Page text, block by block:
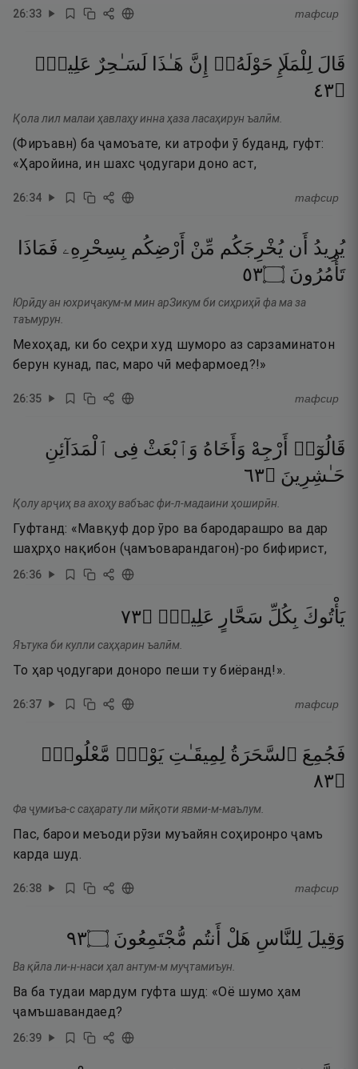
26:33 тафсир
قَالَ لِلْمَلَإِ حَوْلَهُۥٓ إِنَّ هَـٰذَا لَسَـٰحِرٌ عَلِيمٌۭ
۝٣٤
Қола лил малаи ҳавлаҳу инна ҳаза ласаҳирун ъалӣм.
(Фиръавн) ба ҷамоъате, ки атрофи ӯ буданд, гуфт:
«Ҳаройина, ин шахс ҷодугари доно аст,
26:34 тафсир
يُرِيدُ أَن يُخْرِجَكُم مِّنْ أَرْضِكُم بِسِحْرِهِۦ فَمَاذَا
تَأْمُرُونَ ۝٣٥
Юрӣду ан юхриҷакум-м мин арЗикум би сиҳриҳӣ фа ма за
таъмурун.
Мехоҳад, ки бо сеҳри худ шуморо аз сарзаминатон
берун кунад, пас, маро чӣ мефармоед?!»
26:35 тафсир
قَالُوٓا۟ أَرْجِهْ وَأَخَاهُ وَٱبْعَثْ فِى ٱلْمَدَآئِنِ
حَـٰشِرِينَ ۝٣٦
Қолу арҷиҳ ва ахоҳу вабъас фи-л-мадаини ҳоширӣн.
Гуфтанд: «Мавқуф дор ӯро ва бародарашро ва дар
шаҳрҳо нақибон (ҷамъоварандагон)-ро бифирист,
26:36
يَأْتُوكَ بِكُلِّ سَحَّارٍ عَلِيمٍۢ ۝٣٧
Яътука би кулли саҳҳарин ъалӣм.
То ҳар ҷодугари доноро пеши ту биёранд!».
26:37 тафсир
فَجُمِعَ ٱلسَّحَرَةُ لِمِيقَـٰتِ يَوْمٍۢ مَّعْلُومٍۢ
۝٣٨
Фа ҷумиъа-с саҳарату ли мӣқоти явми-м-маълум.
Пас, барои меъоди рӯзи муъайян соҳиронро ҷамъ
карда шуд.
26:38 тафсир
وَقِيلَ لِلنَّاسِ هَلْ أَنتُم مُّجْتَمِعُونَ ۝٣٩
Ва қӣла ли-н-наси ҳал антум-м муҷтамиъун.
Ва ба тудаи мардум гуфта шуд: «Оё шумо ҳам
ҷамъшавандаед?
26:39